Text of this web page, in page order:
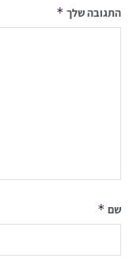
התגובה שלך *
שם *